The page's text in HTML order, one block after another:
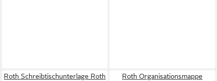
Roth Schreibtischunterlage Roth
Roth Organisationsmappe